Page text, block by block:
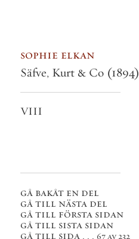
sophie elkan
Säfve, Kurt & Co (1894)
VIII
gå bakåt en del
gå till nästa del
gå till första sidan
gå till sista sidan
gå till sida . . . 67 av 232